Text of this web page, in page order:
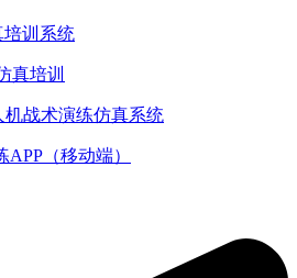
培训系统
真培训
战术演练仿真系统
（移动端）